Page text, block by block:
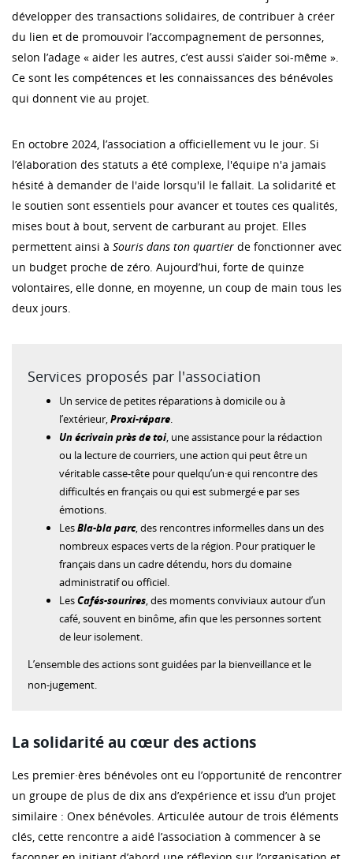
développer des transactions solidaires, de contribuer à créer
du lien et de promouvoir l’accompagnement de personnes,
selon l’adage « aider les autres, c’est aussi s’aider soi-même ».
Ce sont les compétences et les connaissances des bénévoles
qui donnent vie au projet.
En octobre 2024, l’association a officiellement vu le jour. Si
l’élaboration des statuts a été complexe, l'équipe n'a jamais
hésité à demander de l'aide lorsqu'il le fallait. La solidarité et
le soutien sont essentiels pour avancer et toutes ces qualités,
mises bout à bout, servent de carburant au projet. Elles
permettent ainsi à Souris dans ton quartier de fonctionner avec
un budget proche de zéro. Aujourd’hui, forte de quinze
volontaires, elle donne, en moyenne, un coup de main tous les
deux jours.
Services proposés par l'association
Un service de petites réparations à domicile ou à
l’extérieur,Proxi-répare.
Un écrivain près de toi, une assistance pour la rédaction
ou la lecture de courriers, une action qui peut être un
véritable casse-tête pour quelqu’un·e qui rencontre des
difficultés en français ou qui est submergé·e par ses
émotions.
LesBla-bla parc, des rencontres informelles dans un des
nombreux espaces verts de la région. Pour pratiquer le
français dans un cadre détendu, hors du domaine
administratif ou officiel.
LesCafés-sourires, des moments conviviaux autour d’un
café, souvent en binôme, afin que les personnes sortent
de leur isolement.
L’ensemble des actions sont guidées par la bienveillance et le
non-jugement.
La solidarité au cœur des actions
Les premier·ères bénévoles ont eu l’opportunité de rencontrer
un groupe de plus de dix ans d’expérience et issu d’un projet
similaire : Onex bénévoles. Articulée autour de trois éléments
clés, cette rencontre a aidé l’association à commencer à se